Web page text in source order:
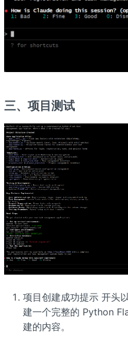
三、项目测试
项目创建成功提示 开头
建一个完整的 Python
建的内容。